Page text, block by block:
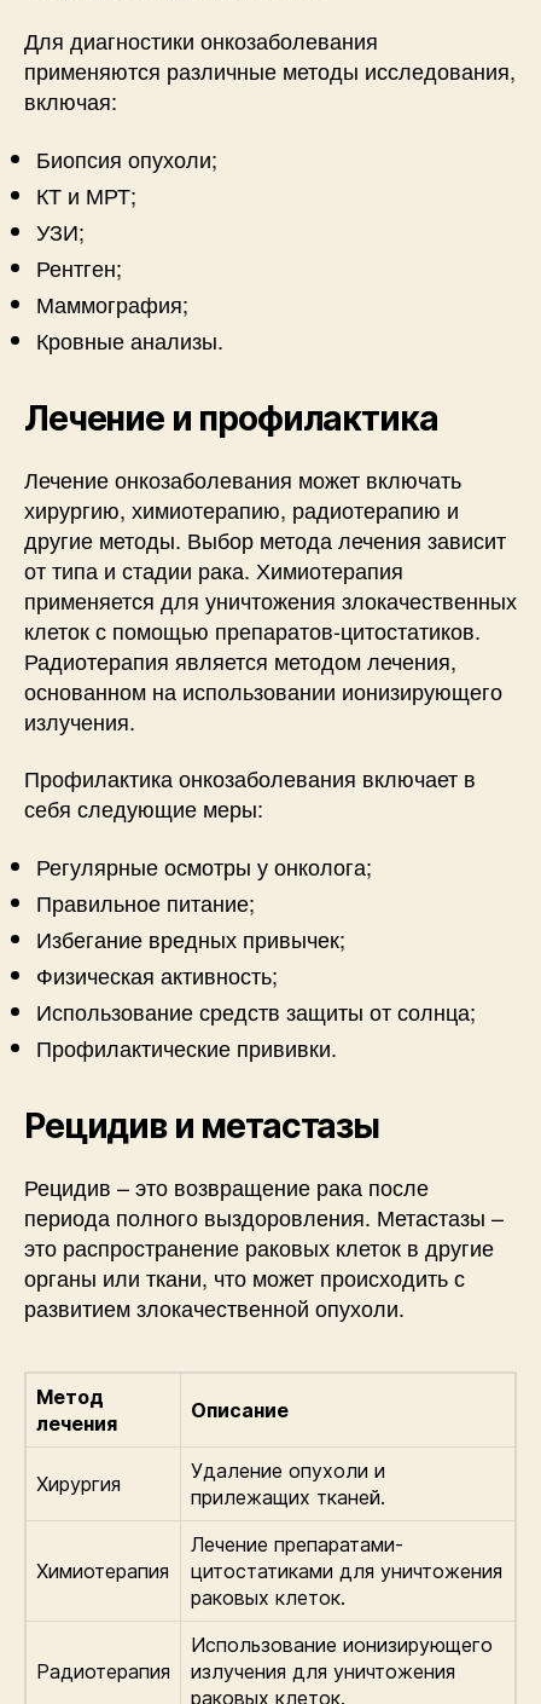
Для диагностики онкозаболевания
применяются различные методы исследования,
включая:
Биопсия опухоли;
КТ и МРТ;
УЗИ;
Рентген;
Маммография;
Кровные анализы.
Лечение и профилактика
Лечение онкозаболевания может включать
хирургию, химиотерапию, радиотерапию и
другие методы. Выбор метода лечения зависит
от типа и стадии рака. Химиотерапия
применяется для уничтожения злокачественных
клеток с помощью препаратов-цитостатиков.
Радиотерапия является методом лечения,
основанном на использовании ионизирующего
излучения.
Профилактика онкозаболевания включает в
себя следующие меры:
Регулярные осмотры у онколога;
Правильное питание;
Избегание вредных привычек;
Физическая активность;
Использование средств защиты от солнца;
Профилактические прививки.
Рецидив и метастазы
Рецидив – это возвращение рака после
периода полного выздоровления. Метастазы –
это распространение раковых клеток в другие
органы или ткани, что может происходить с
развитием злокачественной опухоли.
Метод
лечения
Описание
Хирургия
Удаление опухоли и
прилежащих тканей.
Химиотерапия
Лечение препаратами-
цитостатиками для уничтожения
раковых клеток.
Радиотерапия
Использование ионизирующего
излучения для уничтожения
раковых клеток.